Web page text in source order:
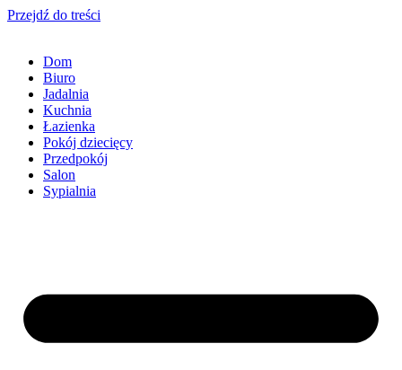
Przejdź do treści
Dom
Biuro
Jadalnia
Kuchnia
Łazienka
Pokój dziecięcy
Przedpokój
Salon
Sypialnia